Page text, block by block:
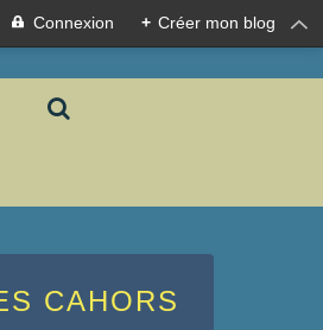
Connexion + Créer mon blog
CAHORS